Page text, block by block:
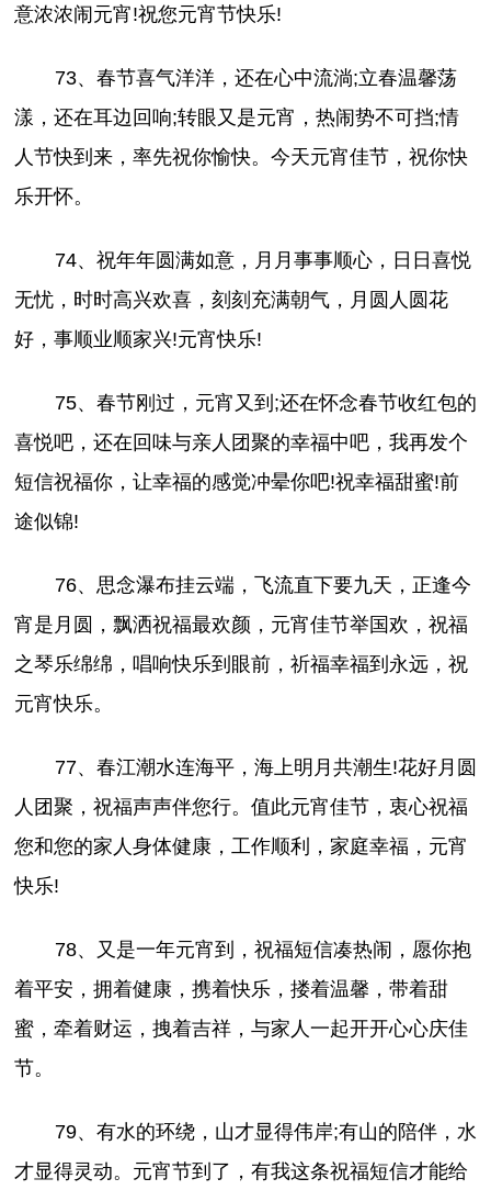
意浓浓闹元宵!祝您元宵节快乐!
73、春节喜气洋洋，还在心中流淌;立春温馨荡
漾，还在耳边回响;转眼又是元宵，热闹势不可挡;情
人节快到来，率先祝你愉快。今天元宵佳节，祝你快
乐开怀。
74、祝年年圆满如意，月月事事顺心，日日喜悦
无忧，时时高兴欢喜，刻刻充满朝气，月圆人圆花
好，事顺业顺家兴!元宵快乐!
75、春节刚过，元宵又到;还在怀念春节收红包的
喜悦吧，还在回味与亲人团聚的幸福中吧，我再发个
短信祝福你，让幸福的感觉冲晕你吧!祝幸福甜蜜!前
途似锦!
76、思念瀑布挂云端，飞流直下要九天，正逢今
宵是月圆，飘洒祝福最欢颜，元宵佳节举国欢，祝福
之琴乐绵绵，唱响快乐到眼前，祈福幸福到永远，祝
元宵快乐。
77、春江潮水连海平，海上明月共潮生!花好月圆
人团聚，祝福声声伴您行。值此元宵佳节，衷心祝福
您和您的家人身体健康，工作顺利，家庭幸福，元宵
快乐!
78、又是一年元宵到，祝福短信凑热闹，愿你抱
着平安，拥着健康，携着快乐，搂着温馨，带着甜
蜜，牵着财运，拽着吉祥，与家人一起开开心心庆佳
节。
79、有水的环绕，山才显得伟岸;有山的陪伴，水
才显得灵动。元宵节到了，有我这条祝福短信才能给